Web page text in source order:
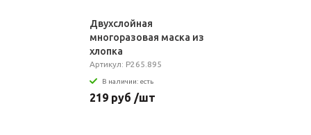
Двухслойная
многоразовая маска из
хлопка
Артикул: P265.895
В наличии: есть
219 руб /шт